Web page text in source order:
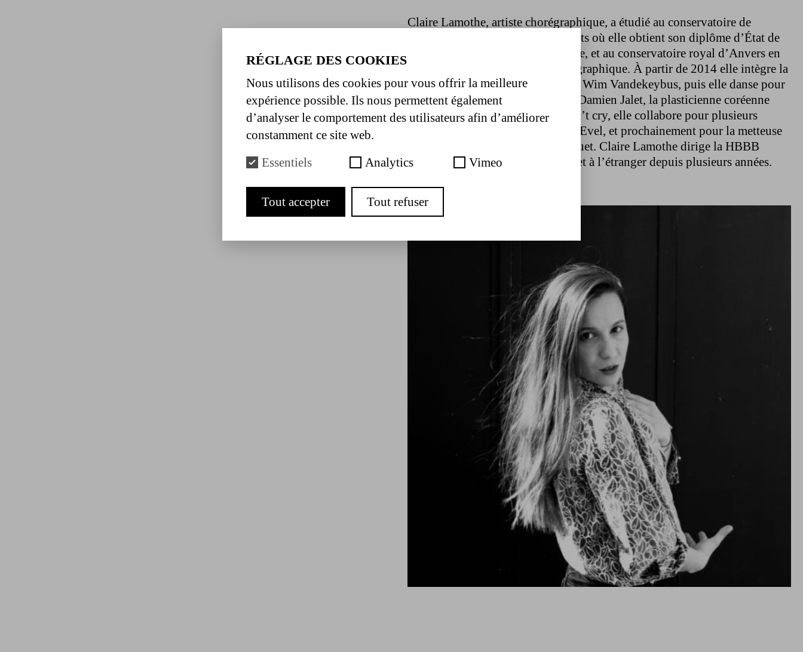
Claire Lamothe, artiste chorégraphique, a étudié au conservatoire de
Toulouse, à la Manufacture des Arts où elle obtient son diplôme d’État de
professeur de danse contemporaine, et au conservatoire royal d’Anvers en
Belgique pour un Bachelor chorégraphique. À partir de 2014 elle intègre la
compagnie Ultima Vez dirigée par Wim Vandekeybus, puis elle danse pour
Hofesh Shechter, James Thierrée, Damien Jalet, la plasticienne coréenne
Kyung A, la compagnie Body don’t cry, elle collabore pour plusieurs
projets avec la compagnie Baro d’Evel, et prochainement pour la metteuse
en scène et autrice Delphine Hecquet. Claire Lamothe dirige la HBBB
compagnie et enseigne en France et à l’étranger depuis plusieurs années.
RÉGLAGE DES COOKIES
Nous utilisons des cookies pour vous offrir la meilleure
expérience possible. Ils nous permettent également
d’analyser le comportement des utilisateurs afin d’améliorer
constamment ce site web.
Essentiels
Analytics Vimeo
Tout accepter Tout refuser